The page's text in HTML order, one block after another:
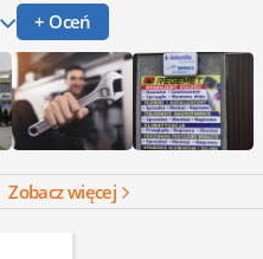
+ Oceń
Zobacz więcej